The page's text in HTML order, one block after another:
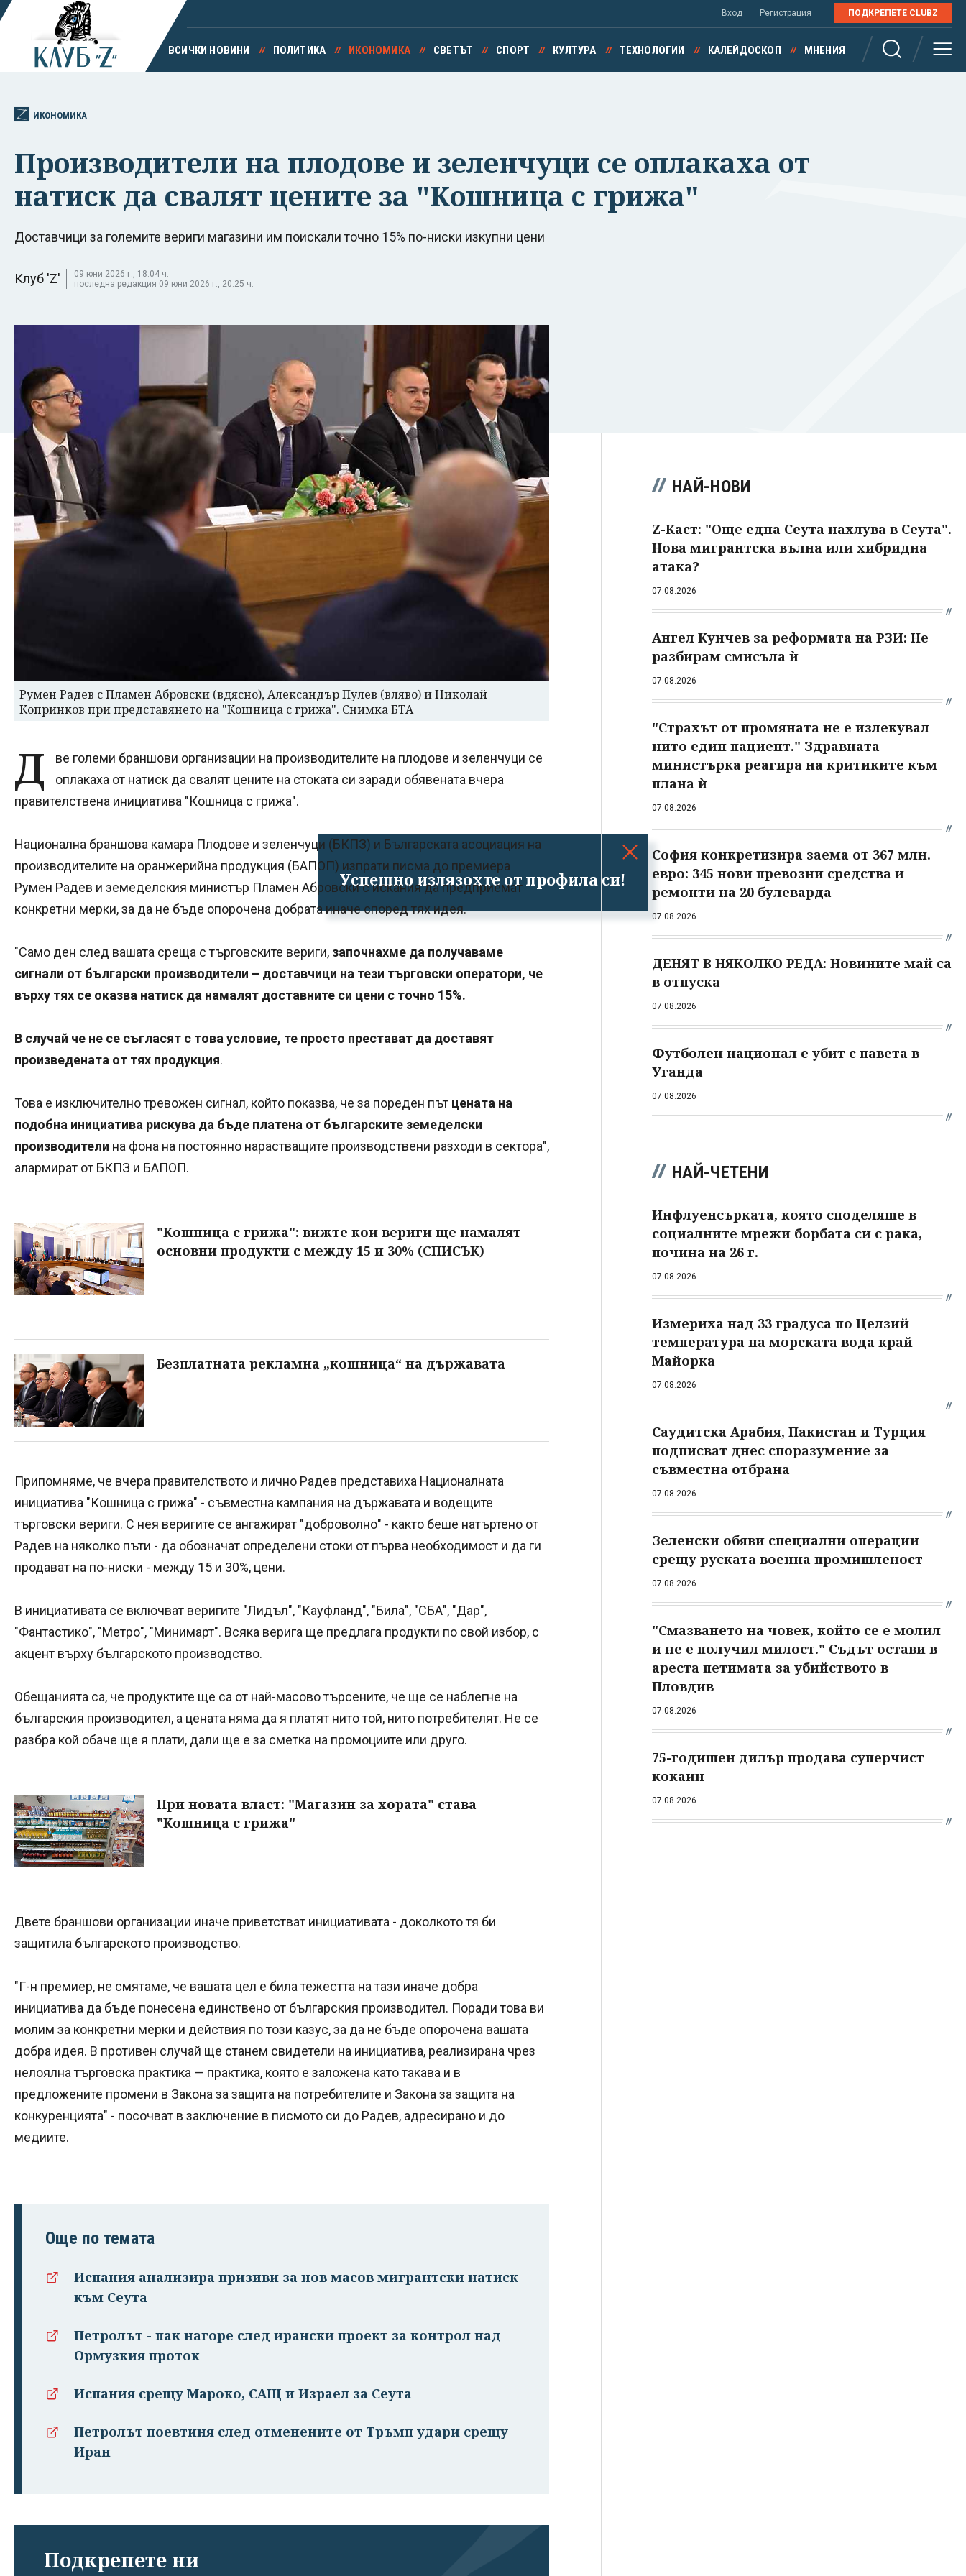
Успешно излязохте от профила си!
Вход Регистрация ПОДКРЕПЕТЕ CLUBZ
ВСИЧКИ НОВИНИ ПОЛИТИКА ИКОНОМИКА СВЕТЪТ СПОРТ КУЛТУРА ТЕХНОЛОГИИ КАЛЕЙДОСКОП МНЕНИЯ
ИКОНОМИКА
Производители на плодове и зеленчуци се оплакаха от
натиск да свалят цените за "Кошница с грижа"
Доставчици за големите вериги магазини им поискали точно 15% по-ниски изкупни цени
Клуб 'Z'
09 юни 2026 г., 18:04 ч.
последна редакция 09 юни 2026 г., 20:25 ч.
Румен Радев с Пламен Абровски (вдясно), Александър Пулев (вляво) и Николай
Копринков при представянето на "Кошница с грижа". Снимка БТА
Д
ве големи браншови организации на производителите на плодове и зеленчуци се
оплакаха от натиск да свалят цените на стоката си заради обявената вчера
правителствена инициатива "Кошница с грижа".
Национална браншова камара Плодове и зеленчуци (БКПЗ) и Българската асоциация на
производителите на оранжерийна продукция (БАПОП) изпрати писма до премиера
Румен Радев и земеделския министър Пламен Абровски с искания да предприемат
конкретни мерки, за да не бъде опорочена добрата иначе според тях идея.
"Само ден след вашата среща с търговските вериги, започнахме да получаваме
сигнали от български производители – доставчици на тези търговски оператори, че
върху тях се оказва натиск да намалят доставните си цени с точно 15%.
В случай че не се съгласят с това условие, те просто престават да доставят
произведената от тях продукция.
Това е изключително тревожен сигнал, който показва, че за пореден път цената на
подобна инициатива рискува да бъде платена от българските земеделски
производители на фона на постоянно нарастващите производствени разходи в сектора",
алармират от БКПЗ и БАПОП.
"Кошница с грижа": вижте кои вериги ще намалят
основни продукти с между 15 и 30% (СПИСЪК)
Безплатната рекламна „кошница“ на държавата
Припомняме, че вчера правителството и лично Радев представиха Националната
инициатива "Кошница с грижа" - съвместна кампания на държавата и водещите
търговски вериги. С нея веригите се ангажират "доброволно" - както беше натъртено от
Радев на няколко пъти - да обозначат определени стоки от първа необходимост и да ги
продават на по-ниски - между 15 и 30%, цени.
В инициативата се включват веригите "Лидъл", "Кауфланд", "Била", "СБА", "Дар",
"Фантастико", "Метро", "Минимарт". Всяка верига ще предлага продукти по свой избор, с
акцент върху българското производство.
Обещанията са, че продуктите ще са от най-масово търсените, че ще се наблегне на
българския производител, а цената няма да я платят нито той, нито потребителят. Не се
разбра кой обаче ще я плати, дали ще е за сметка на промоциите или друго.
При новата власт: "Магазин за хората" става
"Кошница с грижа"
Двете браншови организации иначе приветстват инициативата - доколкото тя би
защитила българското производство.
"Г-н премиер, не смятаме, че вашата цел е била тежестта на тази иначе добра
инициатива да бъде понесена единствено от българския производител. Поради това ви
молим за конкретни мерки и действия по този казус, за да не бъде опорочена вашата
добра идея. В противен случай ще станем свидетели на инициатива, реализирана чрез
нелоялна търговска практика — практика, която е заложена като такава и в
предложените промени в Закона за защита на потребителите и Закона за защита на
конкуренцията" - посочват в заключение в писмото си до Радев, адресирано и до
медиите.
Още по темата
Испания анализира призиви за нов масов мигрантски натиск
към Сеута
Петролът - пак нагоре след ирански проект за контрол над
Ормузкия проток
Испания срещу Мароко, САЩ и Израел за Сеута
Петролът поевтиня след отменените от Тръмп удари срещу
Иран
Подкрепете ни
НАЙ-НОВИ
Z-Каст: "Още една Сеута нахлува в Сеута".
Нова мигрантска вълна или хибридна
атака?
07.08.2026
Ангел Кунчев за реформата на РЗИ: Не
разбирам смисъла ѝ
07.08.2026
"Страхът от промяната не е излекувал
нито един пациент." Здравната
министърка реагира на критиките към
плана ѝ
07.08.2026
София конкретизира заема от 367 млн.
евро: 345 нови превозни средства и
ремонти на 20 булеварда
07.08.2026
ДЕНЯТ В НЯКОЛКО РЕДА: Новините май са
в отпуска
07.08.2026
Футболен национал е убит с павета в
Уганда
07.08.2026
НАЙ-ЧЕТЕНИ
Инфлуенсърката, която споделяше в
социалните мрежи борбата си с рака,
почина на 26 г.
07.08.2026
Измериха над 33 градуса по Целзий
температура на морската вода край
Майорка
07.08.2026
Саудитска Арабия, Пакистан и Турция
подписват днес споразумение за
съвместна отбрана
07.08.2026
Зеленски обяви специални операции
срещу руската военна промишленост
07.08.2026
"Смазването на човек, който се е молил
и не е получил милост." Съдът остави в
ареста петимата за убийството в
Пловдив
07.08.2026
75-годишен дилър продава суперчист
кокаин
07.08.2026